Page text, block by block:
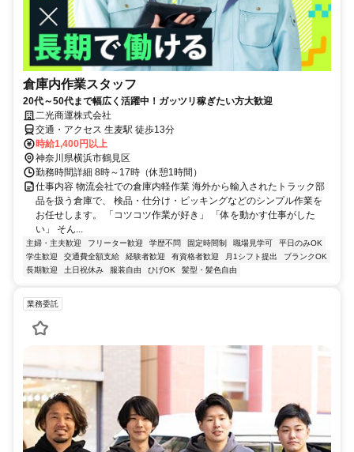
倉庫内作業スタッフ
20代～50代まで幅広く活躍中！ガッツリ稼ぎたい方大歓迎
二光商運株式会社
交通・アクセス 生麦駅 徒歩13分
時給1,400円以上
神奈川県横浜市鶴見区
勤務時間詳細 8時～17時（休憩1時間）
仕事内容 物流会社での倉庫内軽作業 海外から輸入されたトラック部
品を扱う倉庫で、 検品・仕分け・ピッキングなどのシンプル作業を
お任せします。 「コツコツ作業が好き」 「体を動かす仕事がした
い」 そん...
主婦・主夫歓迎 フリーター歓迎 学歴不問 固定時間制 職場見学可
平日のみOK
学生歓迎
交通費全額支給 経験者歓迎 有資格者歓迎 月1シフト提出
ブランクOK
長期歓迎
土日祝休み 服装自由 ひげOK 髪型・髪色自由
業務委託